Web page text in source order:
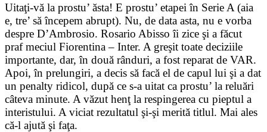
Uitaţi-vă la prostu’ ăsta! E prostu’ etapei în Serie A (aia
e, tre’ să începem abrupt). Nu, de data asta, nu e vorba
despre D’Ambrosio. Rosario Abisso îi zice şi a făcut
praf meciul Fiorentina – Inter. A greşit toate deciziile
importante, dar, în două rânduri, a fost reparat de VAR.
Apoi, în prelungiri, a decis să facă el de capul lui şi a dat
un penalty ridicol, după ce s-a uitat ca prostu’ la reluări
câteva minute. A văzut henţ la respingerea cu pieptul a
interistului. A viciat rezultatul şi-şi merită titlul. Mai ales
că-l ajută şi faţa.